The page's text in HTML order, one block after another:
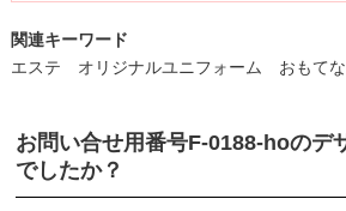
関連キーワード
エステ オリジナルユニフォーム おもて
お問い合せ用番号F-0188-hoのデ
でしたか？